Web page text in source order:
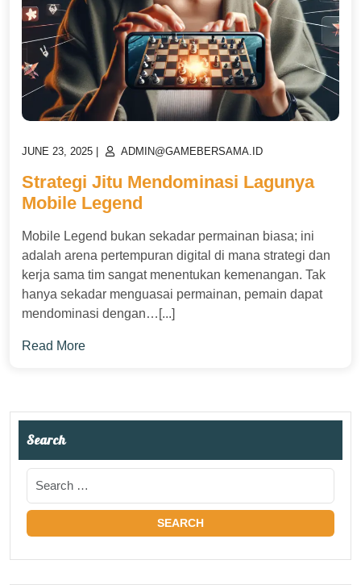
POSTED
JUNE 23, 2025
POSTED
ADMIN@GAMEBERSAMA.ID
Strategi Jitu Mendominasi Lagunya
Mobile Legend
Mobile Legend bukan sekadar permainan biasa; ini
adalah arena pertempuran digital di mana strategi dan
kerja sama tim sangat menentukan kemenangan. Tak
hanya sekadar menguasai permainan, pemain dapat
mendominasi dengan…[...]
Read More
Search